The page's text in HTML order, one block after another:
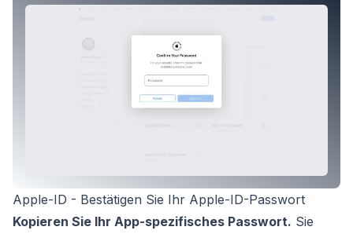
Apple-ID - Bestätigen Sie Ihr Apple-ID-Passwort
Kopieren Sie Ihr App-spezifisches Passwort. Sie